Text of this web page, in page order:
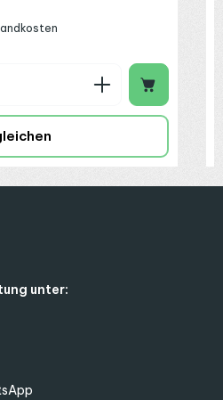
den gewünschten Wert
unter: